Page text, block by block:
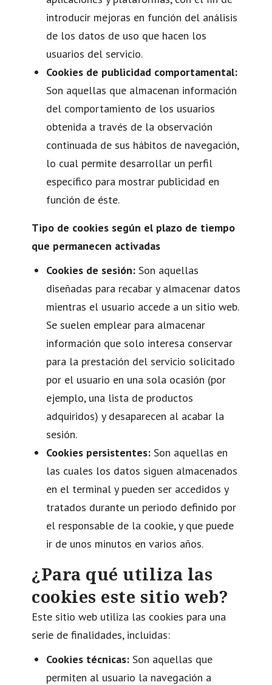
introducir mejoras en función del análisis
de los datos de uso que hacen los
usuarios del servicio.
Cookies de publicidad comportamental:
Son aquellas que almacenan información
del comportamiento de los usuarios
obtenida a través de la observación
continuada de sus hábitos de navegación,
lo cual permite desarrollar un perfil
específico para mostrar publicidad en
función de éste.
Tipo de cookies según el plazo de tiempo
que permanecen activadas
Cookies de sesión: Son aquellas
diseñadas para recabar y almacenar datos
mientras el usuario accede a un sitio web.
Se suelen emplear para almacenar
información que solo interesa conservar
para la prestación del servicio solicitado
por el usuario en una sola ocasión (por
ejemplo, una lista de productos
adquiridos) y desaparecen al acabar la
sesión.
Cookies persistentes: Son aquellas en
las cuales los datos siguen almacenados
en el terminal y pueden ser accedidos y
tratados durante un periodo definido por
el responsable de la cookie, y que puede
ir de unos minutos en varios años.
¿Para qué utiliza las
cookies este sitio web?
Este sitio web utiliza las cookies para una
serie de finalidades, incluidas:
Cookies técnicas: Son aquellas que
permiten al usuario la navegación a